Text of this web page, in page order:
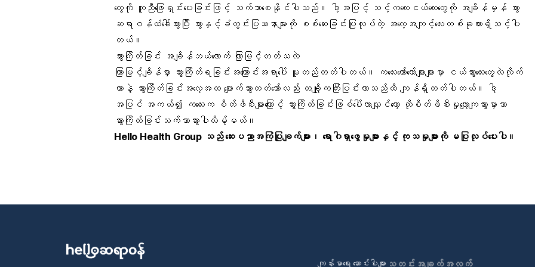
တွေကို ကူညီဖြေရှင်းပေးခြင်းဖြင့် သက်သာစေနိုင်ပါသည်။ ဒါ့အပြင့် သင့်ကလေးငယ်လေးတွေကို အချိန်မှန် သွား
ဆရာဝန်ထံခေါ်သွားပြီး သွားနှင့်ခံတွင်းပြဿနာများကို စစ်ဆေးခြင်းပြုလုပ်တဲ့ အလေ့အကျင့်လေးတစ်ခုထားရှိသင့်ပါ
တယ်။
သွားကြိတ်ခြင်း အချိန်ဘယ်လောက် ကြာမြင့်တတ်သလဲ
ကြာမြင့်ချိန်မှာ သွားကြိတ်ရခြင်းအကြောင်းအရာပေါ် မူတည်တတ်ပါတယ်။ ကလေးတော်တော်များများမှာ ငယ်သွားလေးတွေလဲလိုက်
တာနဲ့ သွားကြိတ်ခြင်းအလေ့အထ ပျောက်သွားတတ်သော်လည်း တချို့ကကြီးပြင်းလာသည်ထိ ကျန်ရှိတတ်ပါတယ်။ ဒါ့
အပြင် အကယ်၍ ကလေးက စိတ်ဖိစီးများကြောင့် သွားကြိတ်ခြင်းဖြစ်ပေါ်လာလျှင်တော့ ထိုစိတ်ဖိစီးမှုလျော့ကျသွားမှာသာ
သွားကြိတ်ခြင်းသက်သာသွားပါလိမ့်မယ်။
Hello Health Group သည် ဆေးပညာအကြံပြုချက်များ၊ ရောဂါရှာဖွေမှုများနှင့် ကုသမှုများကို မပြုလုပ်ပေးပါ။
ကျန်းမာရေး ဆောင်းပါးများသတင်းအချက်အလက်